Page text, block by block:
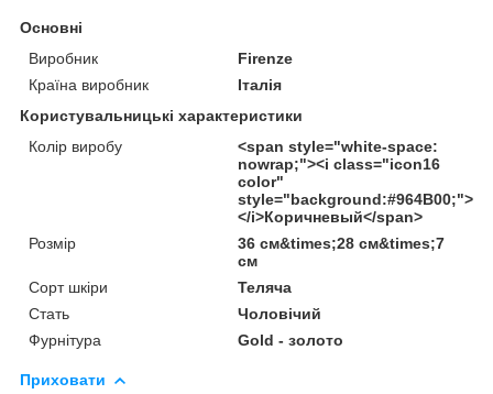
Основні
Виробник
Firenze
Країна виробник
Італія
Користувальницькі характеристики
Колір виробу
<span style="white-space:
nowrap;"><i class="icon16
color"
style="background:#964B00;">
</i>Коричневый</span>
Розмір
36 см&times;28 см&times;7
см
Сорт шкіри
Теляча
Стать
Чоловічий
Фурнітура
Gold - золото
Приховати